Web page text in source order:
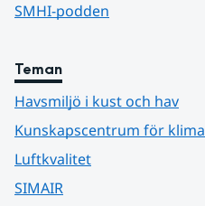
SMHI-podden
Teman
Havsmiljö i kust och hav
Kunskapscentrum för
Luftkvalitet
SIMAIR